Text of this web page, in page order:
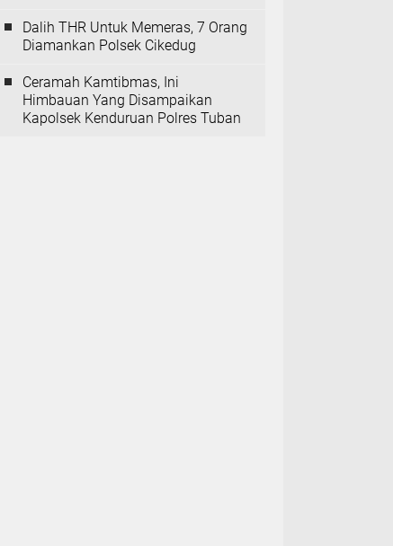
Dalih THR Untuk Memeras, 7 Orang
Diamankan Polsek Cikedug
Ceramah Kamtibmas, Ini
Himbauan Yang Disampaikan
Kapolsek Kenduruan Polres Tuban